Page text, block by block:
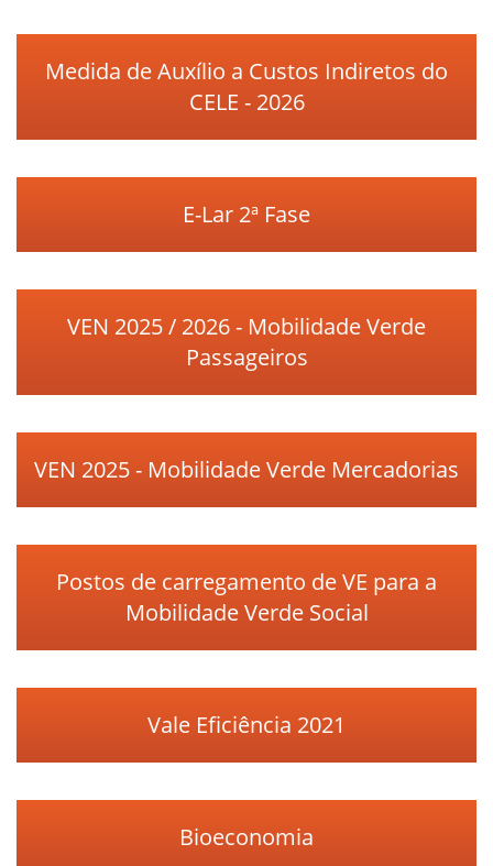
Medida de Auxílio a Custos Indiretos do
CELE - 2026
E-Lar 2ª Fase
VEN 2025 / 2026 - Mobilidade Verde
Passageiros
VEN 2025 - Mobilidade Verde Mercadorias
Postos de carregamento de VE para a
Mobilidade Verde Social
Vale Eficiência 2021
Bioeconomia